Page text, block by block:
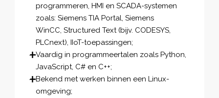
programmeren, HMI en SCADA-systemen
zoals: Siemens TIA Portal, Siemens
WinCC, Structured Text (bijv. CODESYS,
PLCnext), IIoT-toepassingen;
Vaardig in programmeertalen zoals Python,
JavaScript, C# en C++;
Bekend met werken binnen een Linux-
omgeving;